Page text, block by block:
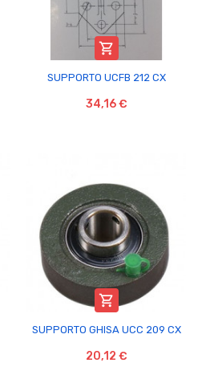

SUPPORTO UCFB 212 CX
34,16 €

SUPPORTO GHISA UCC 209 CX
20,12 €